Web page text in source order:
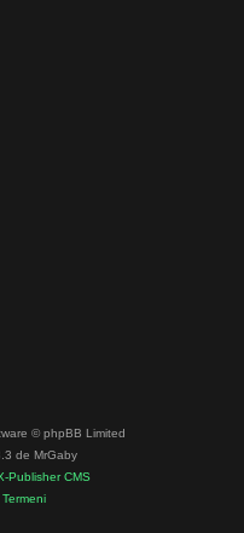
© phpBB Limited
de MrGaby
Publisher CMS
Termeni